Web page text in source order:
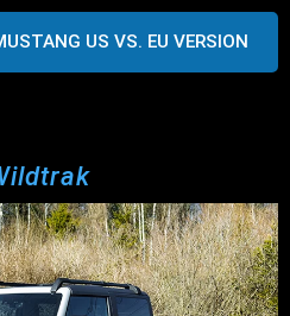
US VS. EU VERSION